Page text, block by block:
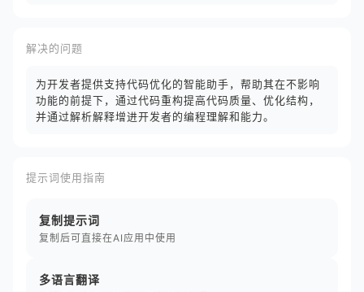
解决的问题
为开发者提供支持代码优化的智能助手，帮助其在不影响
功能的前提下，通过代码重构提高代码质量、优化结构，
并通过解析解释增进开发者的编程理解和能力。
提示词使用指南
复制提示词
复制后可直接在AI应用中使用
多语言翻译